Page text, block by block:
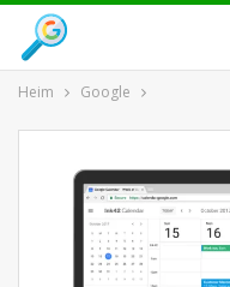
Heim Google